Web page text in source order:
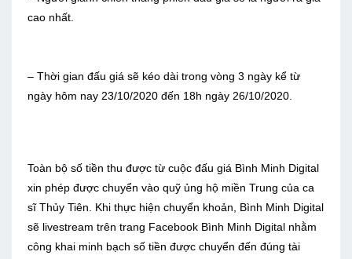
cao nhất.
– Thời gian đấu giá sẽ kéo dài trong vòng 3 ngày kể từ
ngày hôm nay 23/10/2020 đến 18h ngày 26/10/2020.
Toàn bộ số tiền thu được từ cuộc đấu giá Bình Minh Digital
xin phép được chuyển vào quỹ ủng hộ miền Trung của ca
sĩ Thủy Tiên. Khi thực hiện chuyển khoản, Bình Minh Digital
sẽ livestream trên trang Facebook Bình Minh Digital nhằm
công khai minh bạch số tiền được chuyển đến đúng tài